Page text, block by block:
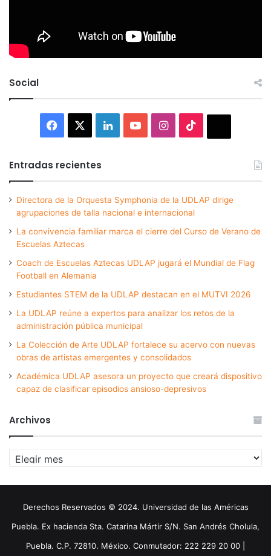
Social
Facebook LinkedInYouTubeInstagram
Entradas recientes
Directora de la Orquesta Symphonia de la UDLAP dirige
agrupaciones de talla nacional e internacional
La convivencia familiar marca el cierre del Curso de Verano de
Escuelas Aztecas
Coach de Escuelas Aztecas UDLAP jugará el Mundial de Flag
Football en Alemania
Estudiantes STEM de la UDLAP destacan en el MUTVI 2026
La UDLAP reúne a expertos para analizar los retos de la
administración pública municipal
La Colección de Arte UDLAP fortalece su acervo con nuevas
obras de artistas emergentes y consolidados
Académica UDLAP asesora un proyecto que creará dispositivo
capaz de clasificar episodios ansioso-depresivos
Archivos
Archivos
Derechos Reservados © 2024. Universidad de las Américas
Puebla. Ex hacienda Sta. Catarina Mártir S/N. San Andrés Cholula,
Puebla. C.P. 72810. México. Conmutador: 222 229 20 00 |